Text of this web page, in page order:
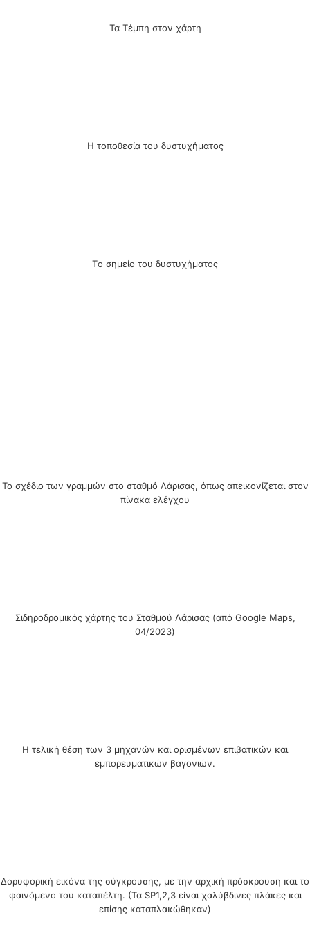
Τα Τέμπη στον χάρτη
Η τοποθεσία του δυστυχήματος
Tο σημείο του δυστυχήματος
To σχέδιο των γραμμών στο σταθμό Λάρισας, όπως απεικονίζεται στον
πίνακα ελέγχου
Σιδηροδρομικός χάρτης του Σταθμού Λάρισας (από Google Maps,
04/2023)
Η τελική θέση των 3 μηχανών και ορισμένων επιβατικών και
εμπορευματικών βαγονιών.
Δορυφορική εικόνα της σύγκρουσης, με την αρχική πρόσκρουση και το
φαινόμενο του καταπέλτη. (Τα SP1,2,3 είναι χαλύβδινες πλάκες και
επίσης καταπλακώθηκαν)